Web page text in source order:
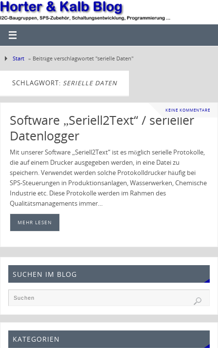
Start » Beiträge verschlagwortet "serielle Daten"
SCHLAGWORT: SERIELLE DATEN
KEINE KOMMENTARE
Software „Seriell2Text“ / serieller
Datenlogger
Mit unserer Software „Seriell2Text“ ist es möglich serielle Protokolle,
die auf einem Drucker ausgegeben werden, in eine Datei zu
speichern. Verwendet werden solche Protokolldrucker häufig bei
SPS-Steuerungen in Produktionsanlagen, Wasserwerken, Chemische
Industrie etc. Diese Protokolle werden im Rahmen des
Qualitätsmanagements immer…
MEHR LESEN
SUCHEN IM BLOG
KATEGORIEN